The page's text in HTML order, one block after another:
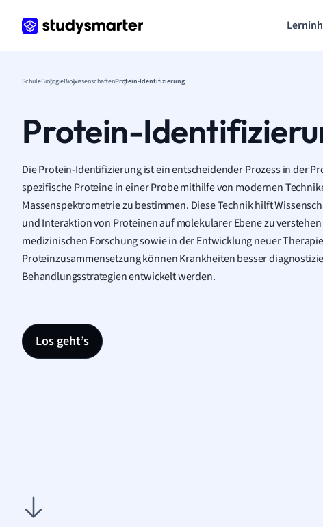
SchuleBiologieBiowissenschaftenProtein-Identifizierung
Protein-
Die Protein-Identifizierung ist ein entscheidender Prozess in der
spezifische Proteine in einer Probe mithilfe von modernen
Massenspektrometrie zu bestimmen. Diese Technik hilft
und Interaktion von Proteinen auf molekularer Ebene zu
medizinischen Forschung sowie in der Entwicklung neuer
Proteinzusammensetzung können Krankheiten besser
Behandlungsstrategien entwickelt werden.
Los geht’s